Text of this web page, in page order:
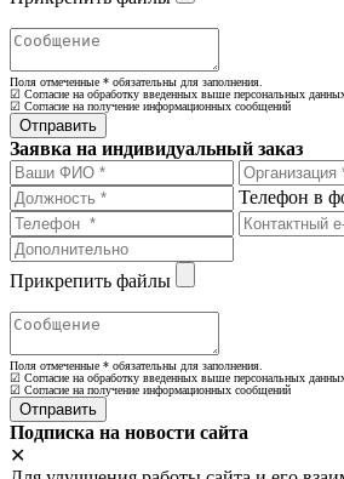
Поля отмеченные * обязательны для заполнения.
☑ Согласие на обработку введенных выше персональных
☑ Согласие на получение информационных сообщений
Заявка на индивидуальный заказ
Телефон в
Прикрепить файлы
Поля отмеченные * обязательны для заполнения.
☑ Согласие на обработку введенных выше персональных
☑ Согласие на получение информационных сообщений
Подписка на новости сайта
✕